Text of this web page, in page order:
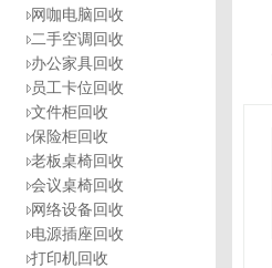
网咖电脑回收
二手空调回收
办公家具回收
员工卡位回收
文件柜回收
保险柜回收
老板桌椅回收
会议桌椅回收
网络设备回收
电源插座回收
打印机回收